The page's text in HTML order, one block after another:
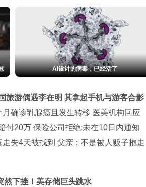
伊朗媒体发布“被击落美以战机残骸”画面
旅游偶遇李在明 其拿起手机与游客合影
月确诊乳腺癌且发生转移 医美机构回应
付20万 保险公司拒绝:未在10日内通知
走失4天被找到 父亲：不是被人贩子抱走
然下挫！美存储巨头跳水